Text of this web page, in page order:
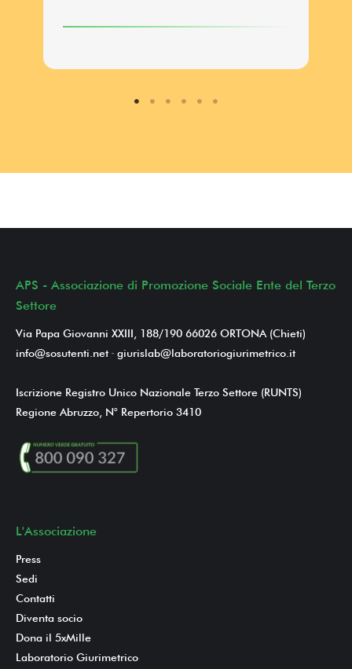
APS - Associazione di Promozione Sociale Ente del Terzo
Settore
Via Papa Giovanni XXIII, 188/190 66026 ORTONA (Chieti)
info@sosutenti.net - giurislab@laboratoriogiurimetrico.it
Iscrizione Registro Unico Nazionale Terzo Settore (RUNTS)
Regione Abruzzo, N° Repertorio 3410
L'Associazione
Press
Sedi
Contatti
Diventa socio
Dona il 5xMille
Laboratorio Giurimetrico